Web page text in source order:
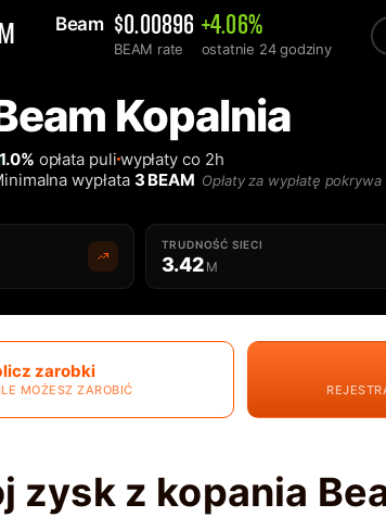
Beam $0.00896
BEAM rate
+4.06%
ostatnie 24 godziny
Kopalnia
1.0% opłata puliwypłaty co 2h
wypłata 3 BEAM Opłaty za wypłatę
TRUDNOŚĆ SIECI
3.42 M
zarobki
MOŻESZ ZAROBIĆ
zysk z kopania